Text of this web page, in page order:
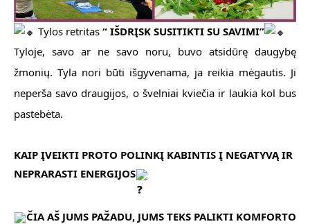
Tylos retritas “ IŠDRĮSK SUSITIKTI SU SAVIMI”
Tyloje, savo ar ne savo noru, buvo atsidūrę daugybę
žmonių. Tyla nori būti išgyvenama, ja reikia mėgautis. Ji
neperša savo draugijos, o švelniai kviečia ir laukia kol bus
pastebėta.
KAIP ĮVEIKTI PROTO POLINKĮ KABINTIS Į NEGATYVĄ IR
NEPRARASTI ENERGIJOS
ČIA AŠ JUMS PAŽADU, JUMS TEKS PALIKTI KOMFORTO